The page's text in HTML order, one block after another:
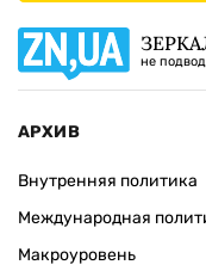
не
АРХИВ
Внутренняя политика
Международная
Макроуровень